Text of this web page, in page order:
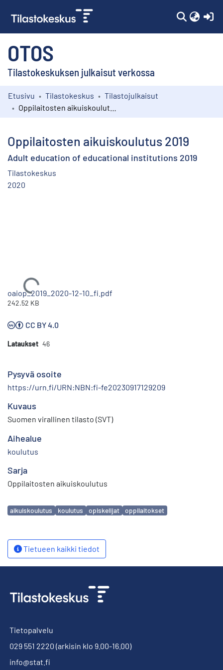
OTOS
Tilastokeskuksen julkaisut verkossa
Kokoelmat
Etusivu Tilastokeskus
Tilastojulkaisut
Oppilaitosten aikuiskoulutus 2019
Adult education of educational institutions 2019
Tilastokeskus
2020
Ladataan...
oaiop_2019_2020-12-10_fi.pdf
242.52 KB
CC BY 4.0
Lataukset 46
Pysyvä osoite
https://urn.fi/URN:NBN:fi-fe20230917129209
Kuvaus
Suomen virallinen tilasto (SVT)
Aihealue
koulutus
Sarja
Oppilaitosten aikuiskoulutus
Avainsanat
aikuiskoulutus koulutus opiskelijat oppilaitokset
Tietueen kaikki tiedot
Tietopalvelu
029 551 2220 (arkisin klo 9.00-16.00)
info@stat.fi